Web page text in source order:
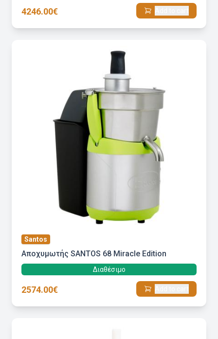
4246.00€
Santos
Αποχυμωτής SANTOS 68 Miracle Edition
Διαθέσιμο
2574.00€